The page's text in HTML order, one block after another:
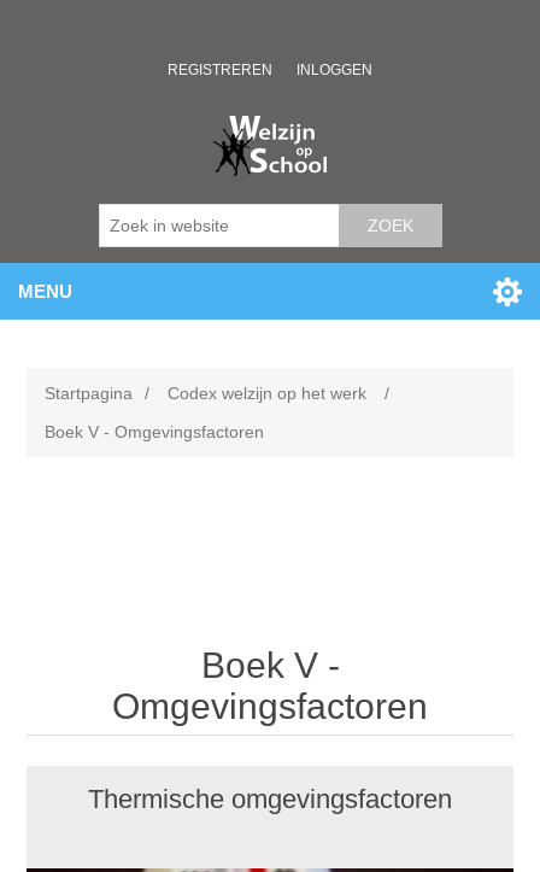
REGISTREREN INLOGGEN
ZOEK
MENU
Startpagina / Codex welzijn op het werk
/
Boek V - Omgevingsfactoren
Boek V -
Omgevingsfactoren
Thermische omgevingsfactoren